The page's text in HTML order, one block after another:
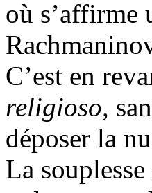
où s’affirme
C’est en
religioso,
déposer la
La